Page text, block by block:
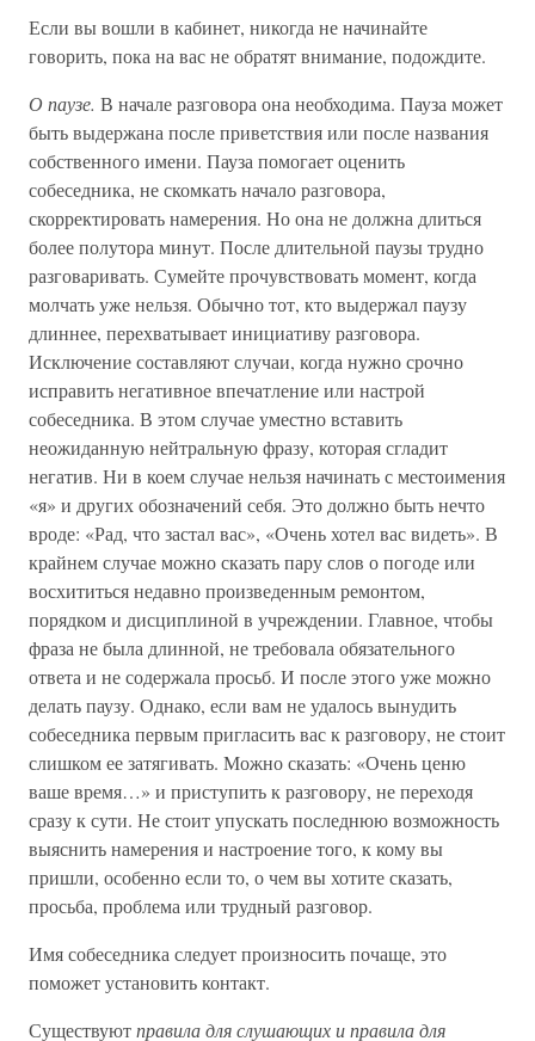
Если вы вошли в кабинет, никогда не начинайте
говорить, пока на вас не обратят внимание, подождите.
О паузе. В начале разговора она необходима. Пауза может
быть выдержана после приветствия или после названия
собственного имени. Пауза помогает оценить
собеседника, не скомкать начало разговора,
скорректировать намерения. Но она не должна длиться
более полутора минут. После длительной паузы трудно
разговаривать. Сумейте прочувствовать момент, когда
молчать уже нельзя. Обычно тот, кто выдержал паузу
длиннее, перехватывает инициативу разговора.
Исключение составляют случаи, когда нужно срочно
исправить негативное впечатление или настрой
собеседника. В этом случае уместно вставить
неожиданную нейтральную фразу, которая сгладит
негатив. Ни в коем случае нельзя начинать с местоимения
«я» и других обозначений себя. Это должно быть нечто
вроде: «Рад, что застал вас», «Очень хотел вас видеть». В
крайнем случае можно сказать пару слов о погоде или
восхититься недавно произведенным ремонтом,
порядком и дисциплиной в учреждении. Главное, чтобы
фраза не была длинной, не требовала обязательного
ответа и не содержала просьб. И после этого уже можно
делать паузу. Однако, если вам не удалось вынудить
собеседника первым пригласить вас к разговору, не стоит
слишком ее затягивать. Можно сказать: «Очень ценю
ваше время…» и приступить к разговору, не переходя
сразу к сути. Не стоит упускать последнюю возможность
выяснить намерения и настроение того, к кому вы
пришли, особенно если то, о чем вы хотите сказать,
просьба, проблема или трудный разговор.
Имя собеседника следует произносить почаще, это
поможет установить контакт.
Существуютправила для слушающих и правила для